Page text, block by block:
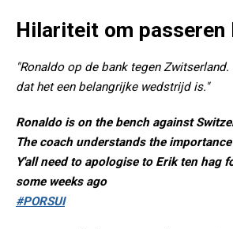
Hilariteit om passeren
"Ronaldo op de bank tegen
dat het een belangrijke wedstrijd is."
Ronaldo is on the bench against
The coach understands the
Y'all need to apologise to Erik ten hag
some weeks ago
#PORSUI